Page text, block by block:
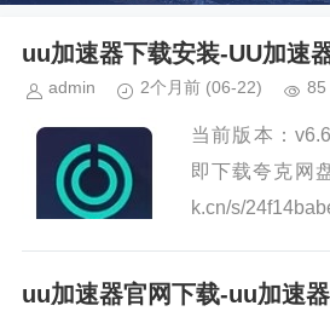
uu加速器下载安装-UU加速
admin 2个月前 (06-22) 85
当前版本：
即下载夸克网
k.cn/s/
线、解决卡顿
uu加速器官网下载-uu加速